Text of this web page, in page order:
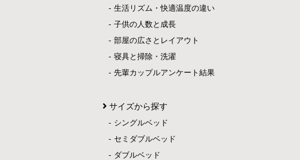
生活リズム・快適温度の違い
子供の人数と成長
部屋の広さとレイアウト
寝具と掃除・洗濯
先輩カップルアンケート結果
サイズから探す
シングルベッド
セミダブルベッド
ダブルベッド